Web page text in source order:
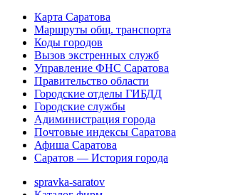
Карта Саратова
Маршруты общ. транспорта
Коды городов
Вызов экстренных служб
Управление ФНС Саратова
Правительство области
Городские отделы ГИБДД
Городские службы
Адиминистрация города
Почтовые индексы Саратова
Афиша Саратова
Саратов — История города
spravka-saratov